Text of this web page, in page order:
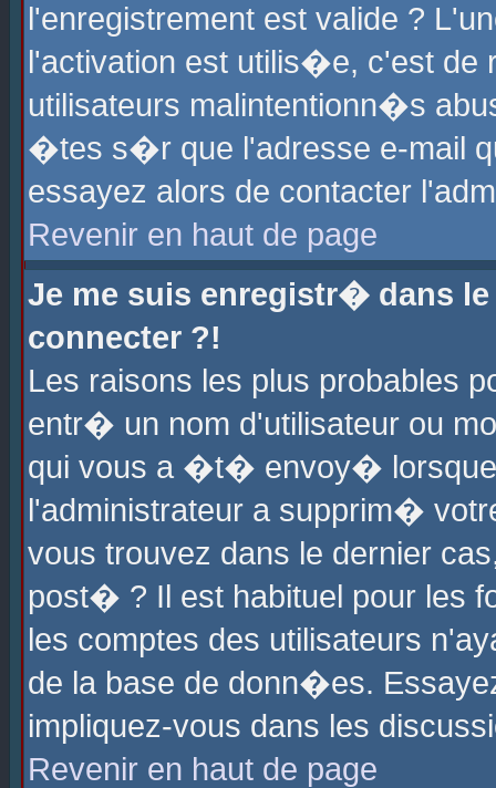
l'enregistrement est valide ?
l'activation est utilis�e, c'est
utilisateurs malintentionn�s
�tes s�r que l'adresse e-mail
essayez alors de contacter
Revenir en haut de page
Je me suis enregistr� dans
connecter ?!
Les raisons les plus probables
entr� un nom d'utilisateur ou
qui vous a �t� envoy�
l'administrateur a supprim�
vous trouvez dans le dernier
post� ? Il est habituel pour les
les comptes des utilisateurs
de la base de donn�es.
impliquez-vous dans les
Revenir en haut de page